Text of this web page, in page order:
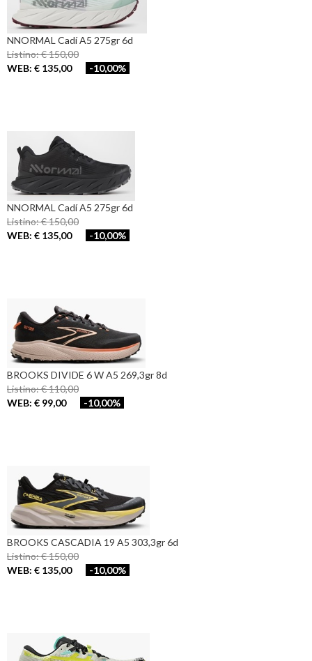
NNORMAL Cadí A5 275gr 6d
Listino: € 150,00
WEB: € 135,00
-10,00%
NNORMAL Cadí A5 275gr 6d
Listino: € 150,00
WEB: € 135,00
-10,00%
BROOKS DIVIDE 6 W A5 269,3gr 8d
Listino: € 110,00
WEB: € 99,00
-10,00%
BROOKS CASCADIA 19 A5 303,3gr 6d
Listino: € 150,00
WEB: € 135,00
-10,00%